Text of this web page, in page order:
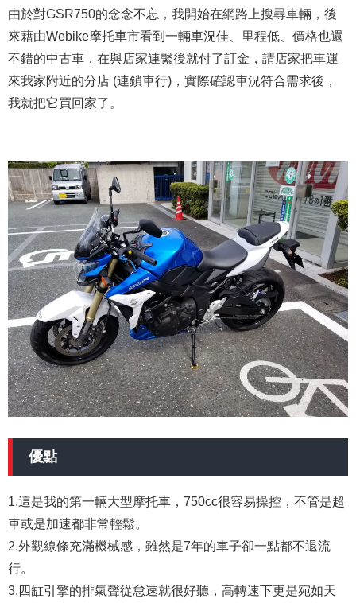
由於對GSR750的念念不忘，我開始在網路上搜尋車輛，後
來藉由Webike摩托車市看到一輛車況佳、里程低、價格也還
不錯的中古車，在與店家連繫後就付了訂金，請店家把車運
來我家附近的分店 (連鎖車行)，實際確認車況符合需求後，
我就把它買回家了。
優點
1.這是我的第一輛大型摩托車，750cc很容易操控，不管是超
車或是加速都非常輕鬆。
2.外觀線條充滿機械感，雖然是7年的車子卻一點都不退流
行。
3.四缸引擎的排氣聲從怠速就很好聽，高轉速下更是宛如天